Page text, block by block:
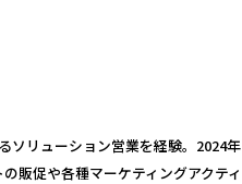
ソリューション営業を経験。2024年
販促や各種マーケティングアクティ